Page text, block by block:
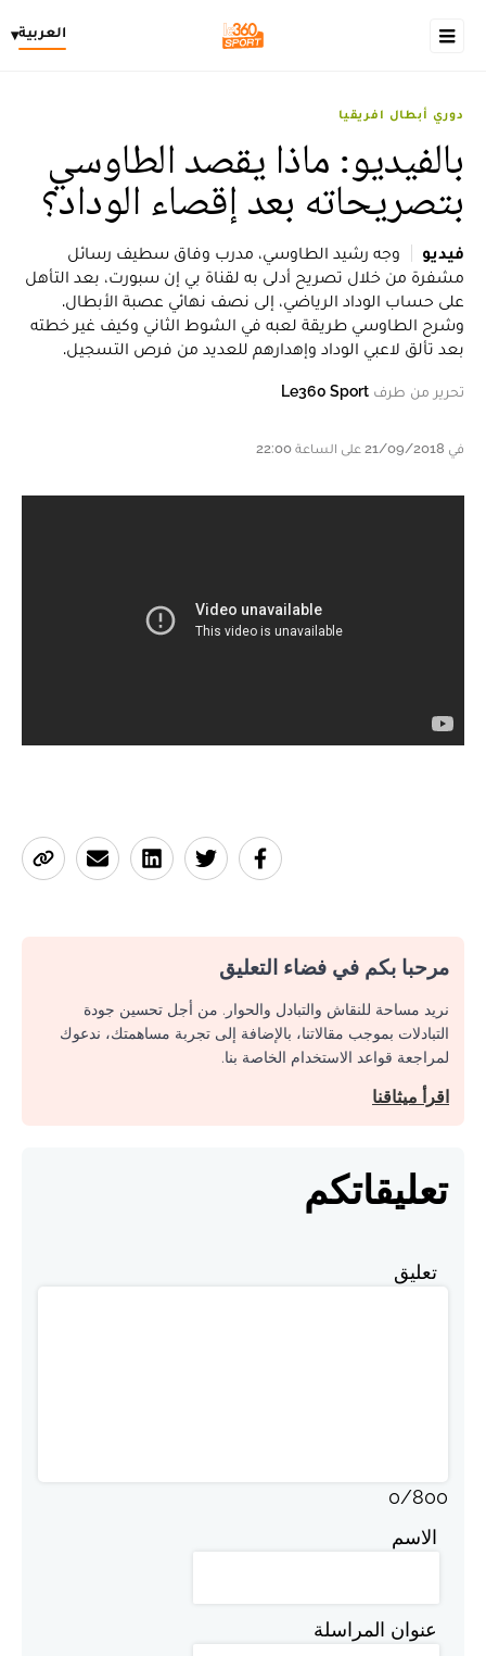
العربية▾
دوري أبطال افريقيا
بالفيديو: ماذا يقصد الطاوسي
بتصريحاته بعد إقصاء الوداد؟
فيديو
وجه رشيد الطاوسي، مدرب وفاق سطيف رسائل
مشفرة من خلال تصريح أدلى به لقناة بي إن سبورت، بعد التأهل
على حساب الوداد الرياضي، إلى نصف نهائي عصبة الأبطال.
وشرح الطاوسي طريقة لعبه في الشوط الثاني وكيف غير خطته
بعد تألق لاعبي الوداد وإهدارهم للعديد من فرص التسجيل.
تحرير من طرف Le360 Sport
في 21/09/2018 على الساعة 22:00
مرحبا بكم في فضاء التعليق
نريد مساحة للنقاش والتبادل والحوار. من أجل تحسين جودة
التبادلات بموجب مقالاتنا، بالإضافة إلى تجربة مساهمتك، ندعوك
لمراجعة قواعد الاستخدام الخاصة بنا.
اقرأ ميثاقنا
تعليقاتكم
تعليق
0/800
الاسم
عنوان المراسلة